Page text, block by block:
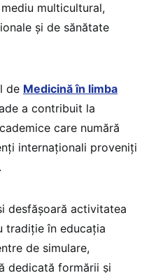
multicultural,
și de sănătate
de Medicină în limba
a contribuit la
care numără
internaționali proveniți
desfășoară activitatea
tradiție în educația
de simulare,
dedicată formării și